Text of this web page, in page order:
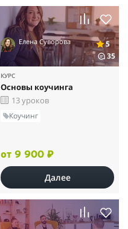
Елена Суворова
5
35
КУРС
Основы коучинга
13 уроков
Коучинг
от 9 900 ₽
Далее